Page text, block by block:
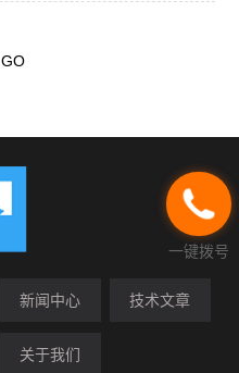
新闻中心 技术文章
关于我们
一键拨号